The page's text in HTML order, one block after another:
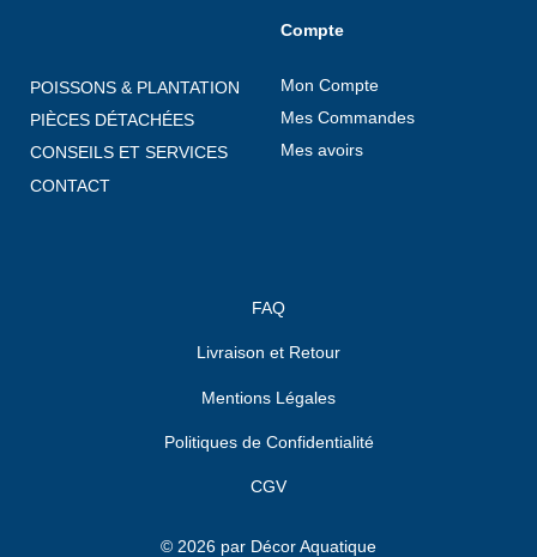
POISSONS & PLANTATION
PIÈCES DÉTACHÉES
CONSEILS ET SERVICES
CONTACT
Compte
Mon Compte
Mes Commandes
Mes avoirs
FAQ
Livraison et Retour
Mentions Légales
Politiques de Confidentialité
CGV
© 2026 par Décor Aquatique